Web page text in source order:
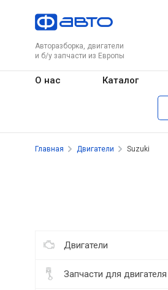
Авторазборка, двигатели
и б/у запчасти из Европы
О нас Каталог
Главная Двигатели Suzuki
Двигатели
Запчасти для двигателя